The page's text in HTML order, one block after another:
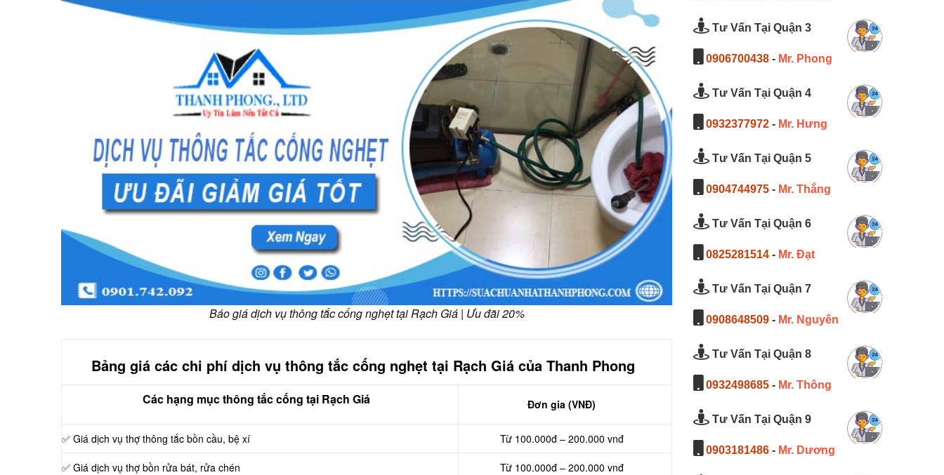
Báo giá dịch vụ thông tắc cống nghẹt tại Rạch Giá | Ưu đãi 20%
Bảng giá các chi phí dịch vụ thông tắc cống nghẹt tại Rạch Giá của Thanh Phong
Các hạng mục thông tắc cống tại Rạch Giá Đơn gia (VNĐ)
✅ Giá dịch vụ thợ thông tắc bồn cầu, bệ xí Từ 100.000đ – 200.000 vnđ
✅ Giá dịch vụ thợ bồn rửa bát, rửa chén Từ 100.000đ – 200.000 vnđ
Tư Vấn Tại Quận 3
0906700438 - Mr. Phong
Tư Vấn Tại Quận 4
0932377972 - Mr. Hưng
Tư Vấn Tại Quận 5
0904744975 - Mr. Thắng
Tư Vấn Tại Quận 6
0825281514 - Mr. Đạt
Tư Vấn Tại Quận 7
0908648509 - Mr. Nguyên
Tư Vấn Tại Quận 8
0932498685 - Mr. Thông
Tư Vấn Tại Quận 9
0903181486 - Mr. Dương